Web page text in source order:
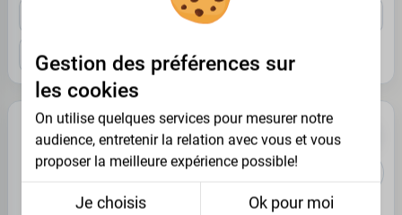
5XL
8XL
Gestion des préférences sur
les cookies
On utilise quelques services pour mesurer notre
audience, entretenir la relation avec vous et vous
proposer la meilleure expérience possible!
Je choisis Ok pour moi